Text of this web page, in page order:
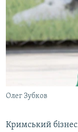
СПЕЦПРОЕКТИ
ДЕПОРТАЦІЯ
ВІДЕОУРОКИ
УКРАЇНСЬКА
ІНФОГРАФІКА
ЯК ОБІЙТИ
Русский
Qırımtatar
ДОЛУЧАЙСЯ!
Олег Зубков
Кримський